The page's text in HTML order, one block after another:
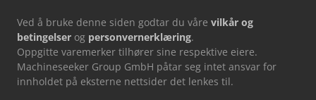
Ved å bruke denne siden godtar du våre vilkår og
betingelser og personvernerklæring.
Oppgitte varemerker tilhører sine respektive eiere.
Machineseeker Group GmbH påtar seg intet ansvar for
innholdet på eksterne nettsider det lenkes til.